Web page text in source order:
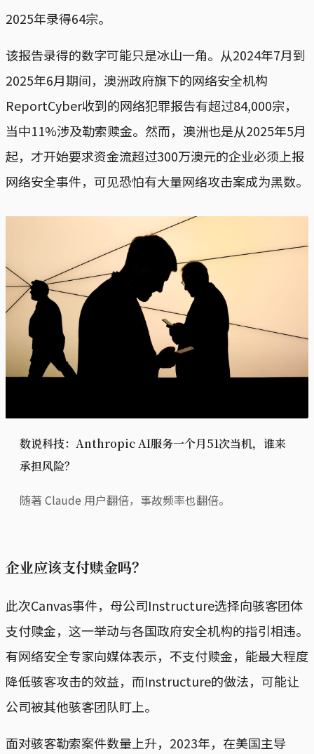
2025年录得64宗。
该报告录得的数字可能只是冰山一角。从2024年7月到
2025年6月期间，澳洲政府旗下的网络安全机构
ReportCyber收到的网络犯罪报告有超过84,000宗，
当中11%涉及勒索赎金。然而，澳洲也是从2025年5月
起，才开始要求资金流超过300万澳元的企业必须上报
网络安全事件，可见恐怕有大量网络攻击案成为黑数。
数说科技：Anthropic AI服务一个月51次当机，谁来
承担风险？
随著 Claude 用户翻倍，事故频率也翻倍。
企业应该支付赎金吗？
此次Canvas事件，母公司Instructure选择向骇客团体
支付赎金，这一举动与各国政府安全机构的指引相违。
有网络安全专家向媒体表示，不支付赎金，能最大程度
降低骇客攻击的效益，而Instructure的做法，可能让
公司被其他骇客团队盯上。
面对骇客勒索案件数量上升，2023年，在美国主导